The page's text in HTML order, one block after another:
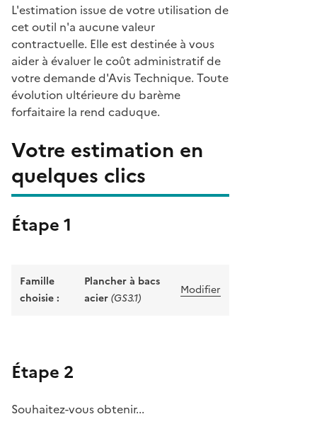
L'estimation issue de votre utilisation de
cet outil n'a aucune valeur
contractuelle. Elle est destinée à vous
aider à évaluer le coût administratif de
votre demande d'Avis Technique. Toute
évolution ultérieure du barème
forfaitaire la rend caduque.
Votre estimation en
quelques clics
Étape 1
Famille
choisie :
Plancher à bacs
acier(GS3.1)
Modifier
Étape 2
Souhaitez-vous obtenir...